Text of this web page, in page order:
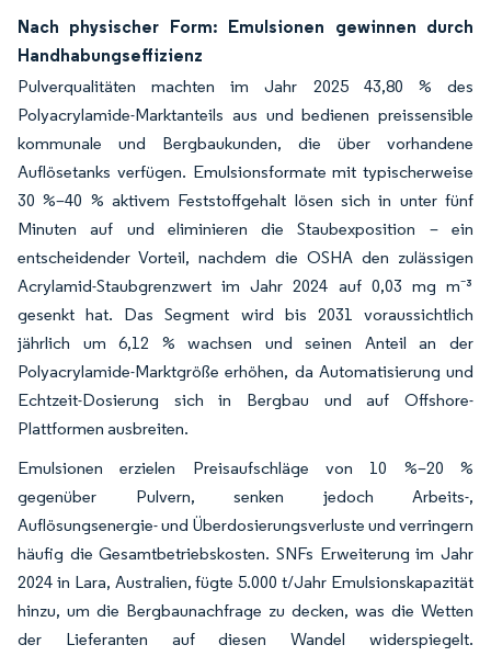
Nach physischer Form: Emulsionen gewinnen durch
Handhabungseffizienz
Pulverqualitäten machten im Jahr 2025 43,80 % des
Polyacrylamide-Marktanteils aus und bedienen preissensible
kommunale und Bergbaukunden, die über vorhandene
Auflösetanks verfügen. Emulsionsformate mit typischerweise
30 %–40 % aktivem Feststoffgehalt lösen sich in unter fünf
Minuten auf und eliminieren die Staubexposition – ein
entscheidender Vorteil, nachdem die OSHA den zulässigen
Acrylamid-Staubgrenzwert im Jahr 2024 auf 0,03 mg m⁻³
gesenkt hat. Das Segment wird bis 2031 voraussichtlich
jährlich um 6,12 % wachsen und seinen Anteil an der
Polyacrylamide-Marktgröße erhöhen, da Automatisierung und
Echtzeit-Dosierung sich in Bergbau und auf Offshore-
Plattformen ausbreiten.
Emulsionen erzielen Preisaufschläge von 10 %–20 %
gegenüber Pulvern, senken jedoch Arbeits-,
Auflösungsenergie- und Überdosierungsverluste und verringern
häufig die Gesamtbetriebskosten. SNFs Erweiterung im Jahr
2024 in Lara, Australien, fügte 5.000 t/Jahr Emulsionskapazität
hinzu, um die Bergbaunachfrage zu decken, was die Wetten
der Lieferanten auf diesen Wandel widerspiegelt.